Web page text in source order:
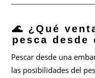
🌊 ¿Qué
pesca desde
Pescar desde una
las posibilidades del